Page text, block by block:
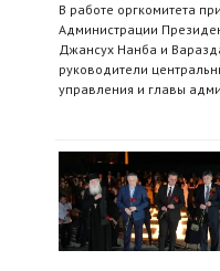
В работе оргкомитета
Администрации
Джансух Нанба и
руководители
управления и главы